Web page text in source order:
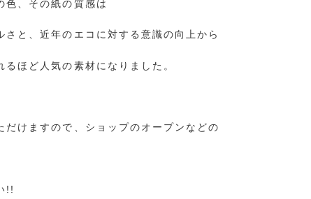
色、その紙の質感は
さと、近年のエコに対する意識の向上から
ほど人気の素材になりました。
だけますので、ショップのオープンなどの
!!